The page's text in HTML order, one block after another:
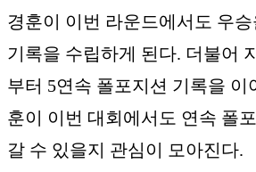
경훈이 이번 라운드에서도 우승
기록을 수립하게 된다. 더불어
부터 5연속 폴포지션 기록을 이
훈이 이번 대회에서도 연속 폴
갈 수 있을지 관심이 모아진다.